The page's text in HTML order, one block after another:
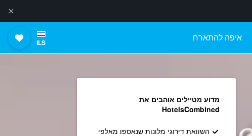
איפה להתארח ILS
מדוע מטיילים אוהבים את
HotelsCombined
השוואת דירוגי מלונות שנאספו מאלפי